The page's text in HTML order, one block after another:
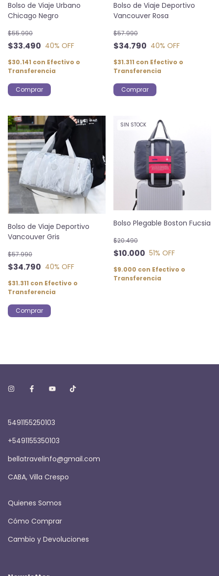
Bolso de Viaje Urbano
Chicago Negro
$33.490
$55.990
40% OFF
$30.141 con Efectivo o
Transferencia
Bolso de Viaje Deportivo
Vancouver Rosa
$34.790
$57.990
40% OFF
$31.311 con Efectivo o
Transferencia
Bolso de Viaje Deportivo
Vancouver Gris
$34.790
$57.990
40% OFF
$31.311 con Efectivo o
Transferencia
SIN STOCK
Bolso Plegable Boston Fucsia
$10.000
$20.490
51% OFF
$9.000 con Efectivo o
Transferencia
5491155250103
+5491155350103
bellatravelinfo@gmail.com
CABA, Villa Crespo
Quienes Somos
Cómo Comprar
Cambio y Devoluciones